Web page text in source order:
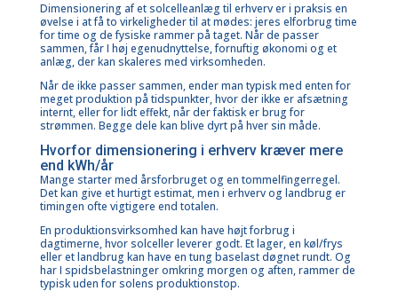
Dimensionering af et solcelleanlæg til erhverv er i praksis en
øvelse i at få to virkeligheder til at mødes: jeres elforbrug time
for time og de fysiske rammer på taget. Når de passer
sammen, får I høj egenudnyttelse, fornuftig økonomi og et
anlæg, der kan skaleres med virksomheden.
Når de ikke passer sammen, ender man typisk med enten for
meget produktion på tidspunkter, hvor der ikke er afsætning
internt, eller for lidt effekt, når der faktisk er brug for
strømmen. Begge dele kan blive dyrt på hver sin måde.
Hvorfor dimensionering i erhverv kræver mere
end kWh/år
Mange starter med årsforbruget og en tommelfingerregel.
Det kan give et hurtigt estimat, men i erhverv og landbrug er
timingen ofte vigtigere end totalen.
En produktionsvirksomhed kan have højt forbrug i
dagtimerne, hvor solceller leverer godt. Et lager, en køl/frys
eller et landbrug kan have en tung baselast døgnet rundt. Og
har I spidsbelastninger omkring morgen og aften, rammer de
typisk uden for solens produktionstop.